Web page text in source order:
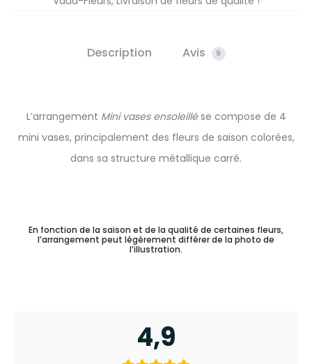
Description Avis 9
L’arrangement Mini vases ensoleillése compose de 4
mini vases, principalement des fleurs de saison colorées,
dans sa structure métallique carré.
En fonction de la saison et de la qualité de certaines fleurs,
l’arrangement peut légèrement différer de la photo de
l’illustration.
4,9